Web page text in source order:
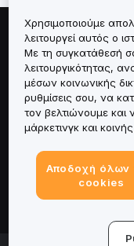
Πληροφορίες
Υπηρεσίες
Υποστήριξη
Προϊόντα
Νομικά
Χρησιμοποιούμε
λειτουργεί αυτός ο
Με τη συγκατάθεσή
λειτουργικότητας,
μέσων κοινωνικής
ρυθμίσεις σου, να
τον βελτιώνουμε και
μάρκετινγκ και
Αποδοχή όλων
cookies